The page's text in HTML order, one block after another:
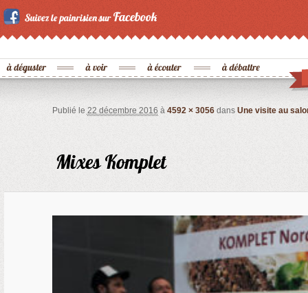
Publié le 22 décembre 2016 à 4592 × 3056dans Une visite au